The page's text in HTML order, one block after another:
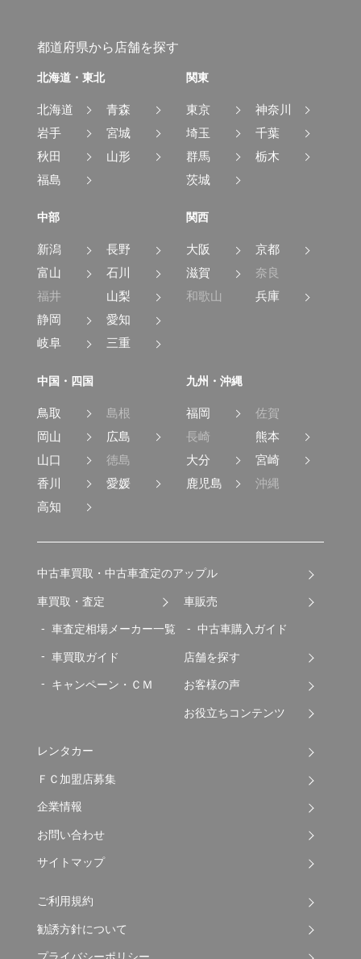
都道府県から店舗を探す
北海道・東北
北海道
青森
岩手
宮城
秋田
山形
福島
関東
東京
神奈川
埼玉
千葉
群馬
栃木
茨城
中部
新潟
長野
富山
石川
福井
山梨
静岡
愛知
岐阜
三重
関西
大阪
京都
滋賀
奈良
和歌山
兵庫
中国・四国
鳥取
島根
岡山
広島
山口
徳島
香川
愛媛
高知
九州・沖縄
福岡
佐賀
長崎
熊本
大分
宮崎
鹿児島
沖縄
中古車買取・中古車査定のアップル
車買取・査定
車査定相場メーカー一覧
車買取ガイド
キャンペーン・ＣＭ
車販売
中古車購入ガイド
店舗を探す
お客様の声
お役立ちコンテンツ
レンタカー
ＦＣ加盟店募集
企業情報
お問い合わせ
サイトマップ
ご利用規約
勧誘方針について